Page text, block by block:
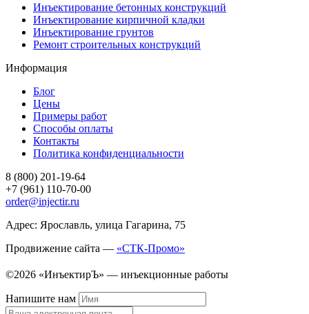
Инъектирование бетонных конструкций
Инъектирование кирпичной кладки
Инъектирование грунтов
Ремонт строительных конструкций
Информация
Блог
Цены
Примеры работ
Способы оплаты
Контакты
Политика конфиденциальности
8 (800) 201-19-64
+7 (961) 110-70-00
order@injectir.ru
Адрес: Ярославль, улица Гагарина, 75
Продвижение сайта — «СТК-Промо»
©2026 «ИнъектирЪ» — инъекционные работы
Напишите нам